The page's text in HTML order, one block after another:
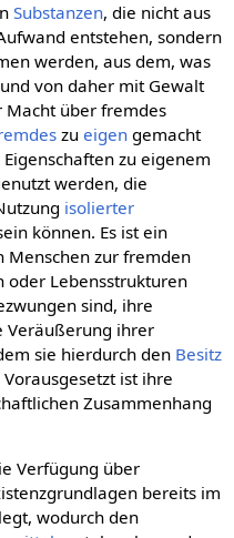
Substanzen, die nicht aus
entstehen, sondern
werden, aus dem, was
von daher mit Gewalt
Macht über fremdes
zu eigengemacht
zu eigenem
werden, die
isolierter
können. Es ist ein
Menschen zur fremden
oder Lebensstrukturen
sind, ihre
Veräußerung ihrer
sie hierdurch den Besitz
ist ihre
Zusammenhang
Verfügung über
bereits im
wodurch den